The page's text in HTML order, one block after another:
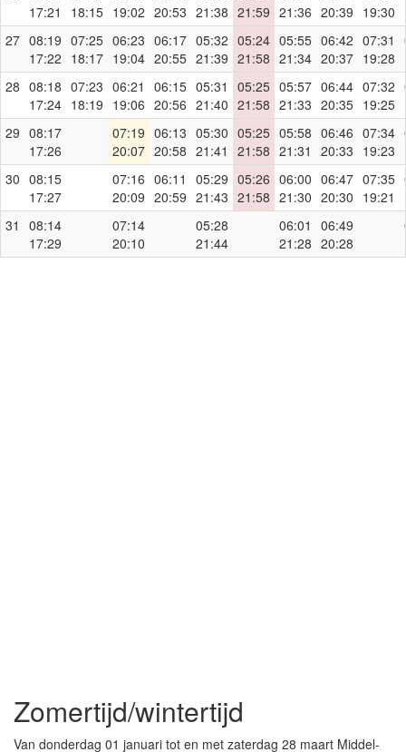
17:21
18:15 19:02 20:53 21:38 21:59 21:36 20:39 19:30
27 08:19
17:22
07:25
18:17
06:23
19:04
06:17
20:55
05:32
21:39
05:24
21:58
05:55
21:34
06:42
20:37
07:31
19:28
28 08:18
17:24
07:23
18:19
06:21
19:06
06:15
20:56
05:31
21:40
05:25
21:58
05:57
21:33
06:44
20:35
07:32
19:25
29 08:17
17:26
07:19
20:07
06:13
20:58
05:30
21:41
05:25
21:58
05:58
21:31
06:46
20:33
07:34
19:23
30 08:15
17:27
07:16
20:09
06:11
20:59
05:29
21:43
05:26
21:58
06:00
21:30
06:47
20:30
07:35
19:21
31
08:14
17:29
07:14
20:10
05:28
21:44
06:01
21:28
06:49
20:28
Zomertijd/wintertijd
Van donderdag 01 januari tot en met zaterdag 28 maart Middel-